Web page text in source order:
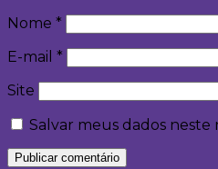
Nome *
E-mail *
Site
Salvar meus dados